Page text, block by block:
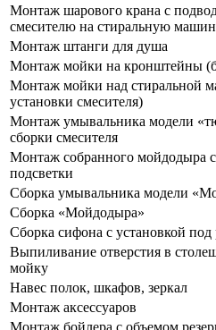
Монтаж шарового крана с
смесителю на стиральную
Монтаж штанги для душа
Монтаж мойки на кронштейны
Монтаж мойки над стиральной
установки смесителя)
Монтаж умывальника модели
сборки смесителя
Монтаж собранного мойдодыра
подсветки
Сборка умывальника модели
Сборка «Мойдодыра»
Сборка сифона с установкой под
Выпиливание отверстия в
мойку
Навес полок, шкафов, зеркал
Монтаж аксессуаров